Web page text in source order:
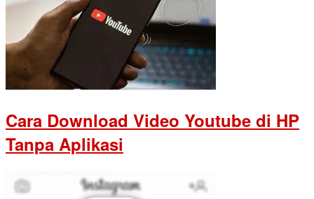
Cara Download Video Youtube di HP
Tanpa Aplikasi